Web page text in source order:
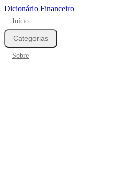
Dicionário Financeiro
Início
Categorias
Sobre